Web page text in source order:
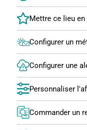
Configurer un
Configurer une
Personnaliser
Commander un